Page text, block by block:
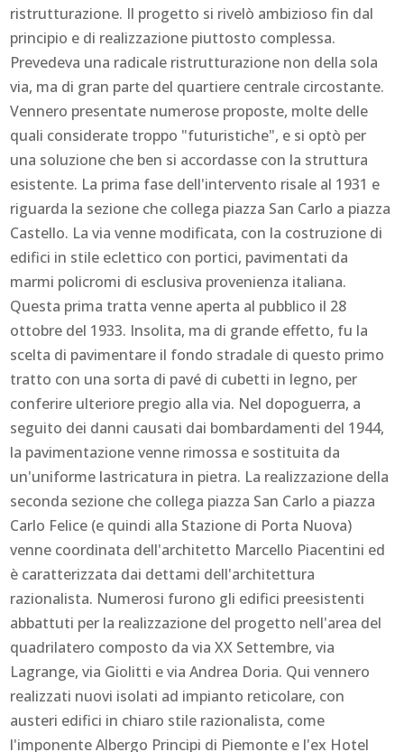
ristrutturazione. Il progetto si rivelò ambizioso fin dal
principio e di realizzazione piuttosto complessa.
Prevedeva una radicale ristrutturazione non della sola
via, ma di gran parte del quartiere centrale circostante.
Vennero presentate numerose proposte, molte delle
quali considerate troppo "futuristiche", e si optò per
una soluzione che ben si accordasse con la struttura
esistente. La prima fase dell'intervento risale al 1931 e
riguarda la sezione che collega piazza San Carlo a piazza
Castello. La via venne modificata, con la costruzione di
edifici in stile eclettico con portici, pavimentati da
marmi policromi di esclusiva provenienza italiana.
Questa prima tratta venne aperta al pubblico il 28
ottobre del 1933. Insolita, ma di grande effetto, fu la
scelta di pavimentare il fondo stradale di questo primo
tratto con una sorta di pavé di cubetti in legno, per
conferire ulteriore pregio alla via. Nel dopoguerra, a
seguito dei danni causati dai bombardamenti del 1944,
la pavimentazione venne rimossa e sostituita da
un'uniforme lastricatura in pietra. La realizzazione della
seconda sezione che collega piazza San Carlo a piazza
Carlo Felice (e quindi alla Stazione di Porta Nuova)
venne coordinata dell'architetto Marcello Piacentini ed
è caratterizzata dai dettami dell'architettura
razionalista. Numerosi furono gli edifici preesistenti
abbattuti per la realizzazione del progetto nell'area del
quadrilatero composto da via XX Settembre, via
Lagrange, via Giolitti e via Andrea Doria. Qui vennero
realizzati nuovi isolati ad impianto reticolare, con
austeri edifici in chiaro stile razionalista, come
l'imponente Albergo Principi di Piemonte e l'ex Hotel